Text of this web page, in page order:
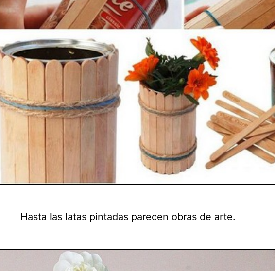
Hasta las latas pintadas parecen obras de arte.